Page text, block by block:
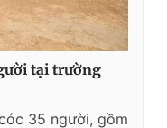
tại trường
35 người, gồm